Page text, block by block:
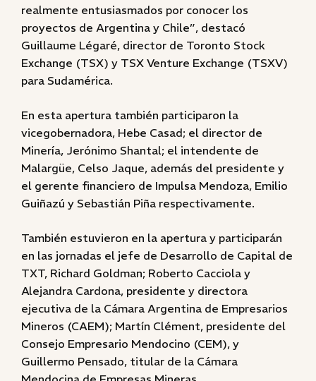
realmente entusiasmados por conocer los
proyectos de Argentina y Chile”, destacó
Guillaume Légaré, director de Toronto Stock
Exchange (TSX) y TSX Venture Exchange (TSXV)
para Sudamérica.
En esta apertura también participaron la
vicegobernadora, Hebe Casad; el director de
Minería, Jerónimo Shantal; el intendente de
Malargüe, Celso Jaque, además del presidente y
el gerente financiero de Impulsa Mendoza, Emilio
Guiñazú y Sebastián Piña respectivamente.
También estuvieron en la apertura y participarán
en las jornadas el jefe de Desarrollo de Capital de
TXT, Richard Goldman; Roberto Cacciola y
Alejandra Cardona, presidente y directora
ejecutiva de la Cámara Argentina de Empresarios
Mineros (CAEM); Martín Clément, presidente del
Consejo Empresario Mendocino (CEM), y
Guillermo Pensado, titular de la Cámara